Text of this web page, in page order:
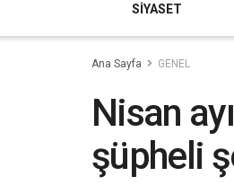
SİYASET
Ana Sayfa GENEL
Nisan
şüpheli